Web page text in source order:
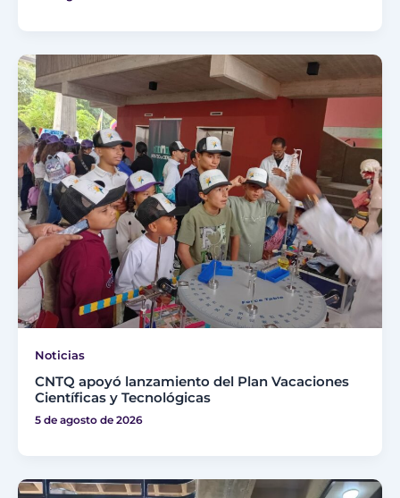
Noticias
CNTQ apoyó lanzamiento del Plan Vacaciones
Científicas y Tecnológicas
5 de agosto de 2026